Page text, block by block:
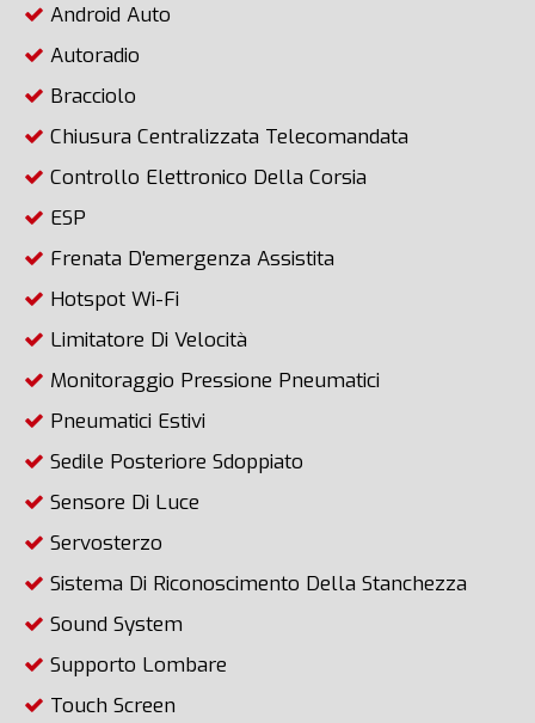
Android Auto
Autoradio
Bracciolo
Chiusura Centralizzata Telecomandata
Controllo Elettronico Della Corsia
ESP
Frenata D'emergenza Assistita
Hotspot Wi-Fi
Limitatore Di Velocità
Monitoraggio Pressione Pneumatici
Pneumatici Estivi
Sedile Posteriore Sdoppiato
Sensore Di Luce
Servosterzo
Sistema Di Riconoscimento Della Stanchezza
Sound System
Supporto Lombare
Touch Screen